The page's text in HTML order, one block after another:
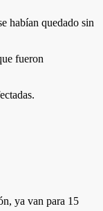
habían quedado sin
fueron
ya van para 15